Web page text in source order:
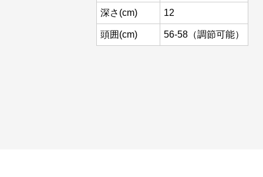
深さ(cm) 12
頭囲(cm) 56-58（調節可能）